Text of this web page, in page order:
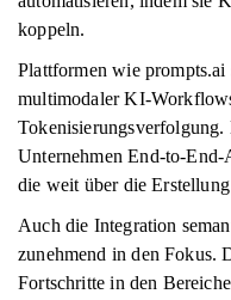
koppeln.
Plattformen wie
multimodaler KI-
Unternehmen End-to-End-
die weit über die
Auch die Integration
zunehmend in den Fokus.
Fortschritte in den